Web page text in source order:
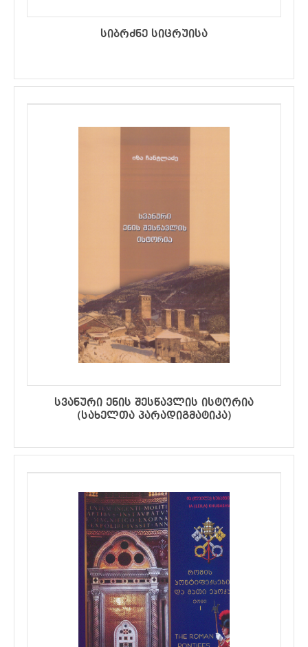
სიბრძნე სიცრუისა
სვანური ენის შესწავლის ისტორია
(სახელთა პარადიგმატიკა)